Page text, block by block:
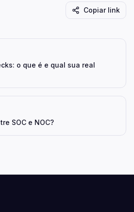
Copiar link
o que é e qual sua real
SOC e NOC?